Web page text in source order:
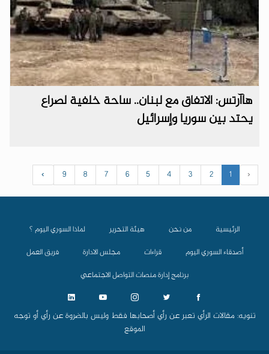
هاآرتس: الاتفاق مع لبنان.. ساحة خلفية لصراع
يحتد بين سوريا وإسرائيل
‹
1
2
3
4
5
6
7
8
9
›
الرئيسية من نحن هيئة التحرير
لماذا السوري اليوم ؟
أصدقاء السوري اليوم
قراءات مجلس الادارة
فريق العمل
برنامج إدارة منصات التواصل الاجتماعي
تنويه: مقالات الرأي تعبر عن رأي أصحابها فقط وليس بالضروة عن رأي أو توجه
الموقع